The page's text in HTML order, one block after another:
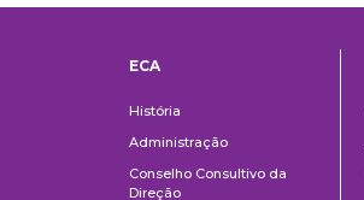
ECA
História
Administração
Conselho Consultivo da
Direção